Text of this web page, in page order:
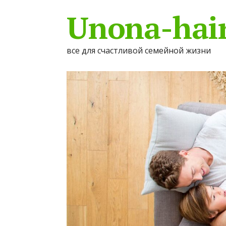
Unona-
все для счастливой семейной жизни